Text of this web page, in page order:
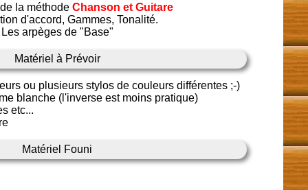
la méthodeChanson et Guitare
d'accord, Gammes, Tonalité.
Les arpèges de "Base"
Matériel à Prévoir
ou plusieurs stylos de couleurs différentes ;-)
blanche (l'inverse est moins pratique)
etc...
Matériel Founi